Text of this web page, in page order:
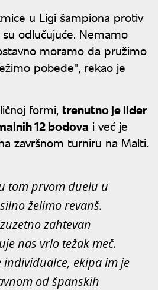
u Ligi šampiona protiv
odlučujuće. Nemamo
moramo da pružimo
pobede", rekao je
formi, trenutno je lider
12 bodova i već je
završnom turniru na Malti.
tom prvom duelu u
želimo revanš.
zahtevan
nas vrlo težak meč.
ekipa im je
od španskih